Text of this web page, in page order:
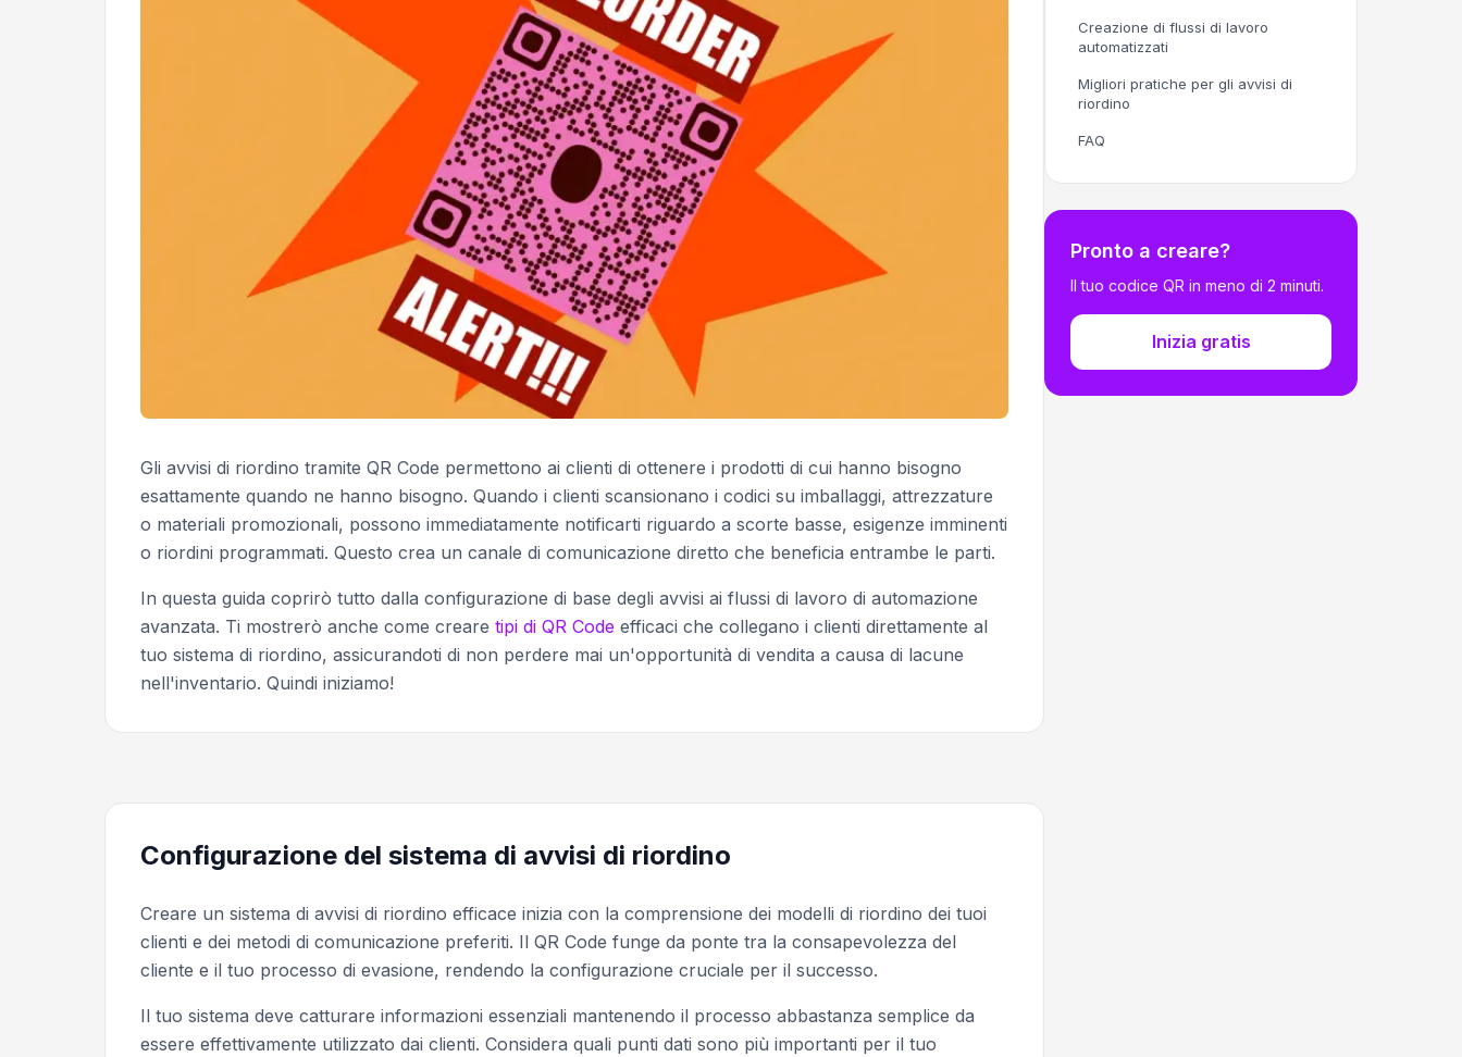
Gli avvisi di riordino tramite QR Code permettono ai clienti di ottenere i prodotti di cui hanno bisogno
esattamente quando ne hanno bisogno. Quando i clienti scansionano i codici su imballaggi, attrezzature
o materiali promozionali, possono immediatamente notificarti riguardo a scorte basse, esigenze imminenti
o riordini programmati. Questo crea un canale di comunicazione diretto che beneficia entrambe le parti.
In questa guida coprirò tutto dalla configurazione di base degli avvisi ai flussi di lavoro di automazione
avanzata. Ti mostrerò anche come creare tipi di QR Code efficaci che collegano i clienti direttamente al
tuo sistema di riordino, assicurandoti di non perdere mai un'opportunità di vendita a causa di lacune
nell'inventario. Quindi iniziamo!
Configurazione del sistema di avvisi di riordino
Creare un sistema di avvisi di riordino efficace inizia con la comprensione dei modelli di riordino dei tuoi
clienti e dei metodi di comunicazione preferiti. Il QR Code funge da ponte tra la consapevolezza del
cliente e il tuo processo di evasione, rendendo la configurazione cruciale per il successo.
Il tuo sistema deve catturare informazioni essenziali mantenendo il processo abbastanza semplice da
essere effettivamente utilizzato dai clienti. Considera quali punti dati sono più importanti per il tuo
Creazione di flussi di lavoro
automatizzati
Migliori pratiche per gli avvisi di
riordino
FAQ
Pronto a creare?
Il tuo codice QR in meno di 2 minuti.
Inizia gratis